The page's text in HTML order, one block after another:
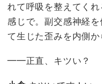
れて呼吸を整えてく
感じで。副交感神経
て生じた歪みを内側か
━━正直、キツい？